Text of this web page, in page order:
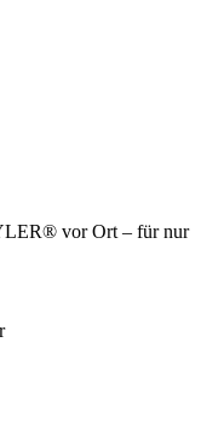
vor Ort – für nur